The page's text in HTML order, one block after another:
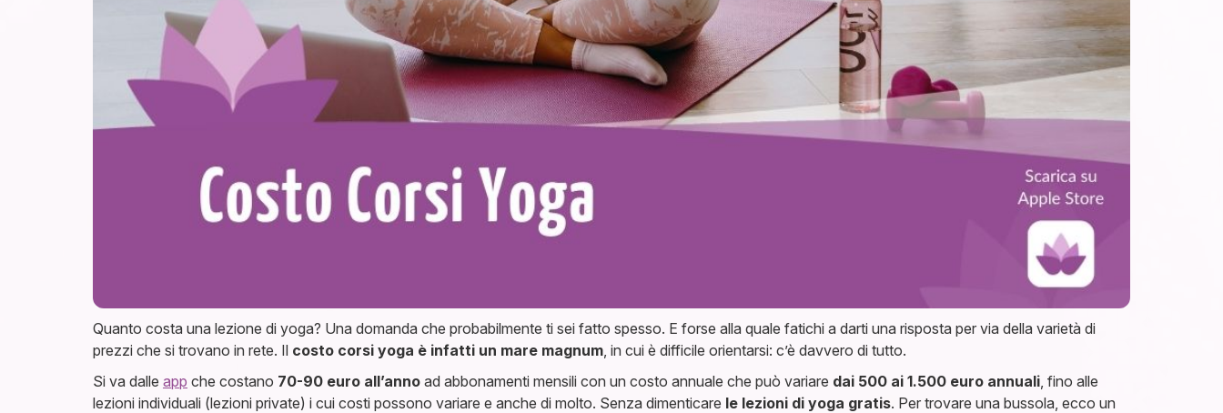
Quanto costa una lezione di yoga? Una domanda che probabilmente ti sei fatto spesso. E forse alla quale fatichi a darti una risposta per via della varietà di
prezzi che si trovano in rete. Il costo corsi yoga è infatti un mare magnum, in cui è difficile orientarsi: c’è davvero di tutto.
Si va dalle app che costano 70-90 euro all’anno ad abbonamenti mensili con un costo annuale che può variare dai 500 ai 1.500 euro annuali, fino alle
lezioni individuali (lezioni private) i cui costi possono variare e anche di molto. Senza dimenticare le lezioni di yoga gratis. Per trovare una bussola, ecco un